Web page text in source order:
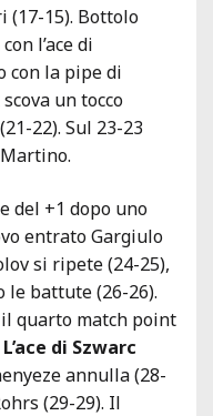
(17-15). Bottolo
l’ace di
con la pipe di
un tocco
22). Sul 23-23
del +1 dopo uno
entrato Gargiulo
si ripete (24-25),
le battute (26-26).
quarto match point
L’ace di Szwarc
annulla (28-
(29-29). Il